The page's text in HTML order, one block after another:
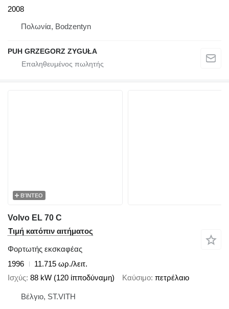
2008
Πολωνία, Bodzentyn
PUH GRZEGORZ ZYGUŁA
ΒΊΝΤΕΟ
Volvo EL 70 C
Τιμή κατόπιν αιτήματος
Φορτωτής εκσκαφέας
1996
11.715 ωρ./λειτ.
Ισχύς 88 kW (120 ίπποδύναμη) Καύσιμο πετρέλαιο
Βέλγιο, ST.VITH